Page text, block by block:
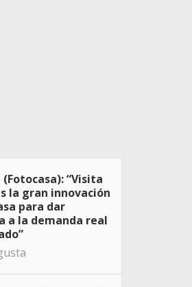
(Fotocasa): “Visita
la gran innovación
para dar
a la demanda real